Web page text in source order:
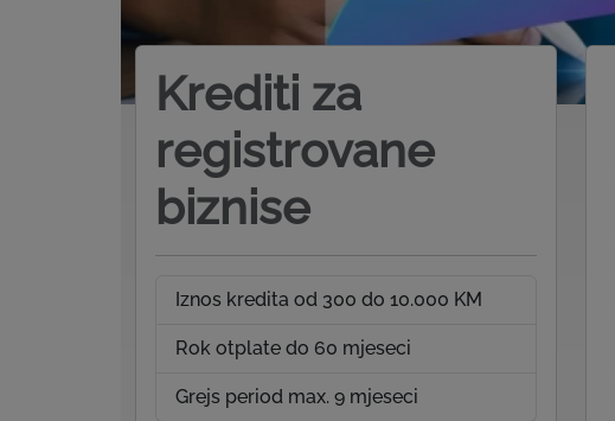
Krediti za
registrovane
biznise
Iznos kredita od 300 do 10.000 KM
Rok otplate do 60 mjeseci
Grejs period max. 9 mjeseci